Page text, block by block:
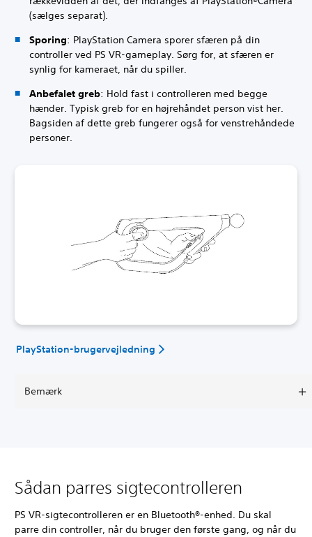
(sælges separat).
Sporing: PlayStation Camera sporer sfæren på din
controller ved PS VR-gameplay. Sørg for, at sfæren er
synlig for kameraet, når du spiller.
Anbefalet greb: Hold fast i controlleren med begge
hænder. Typisk greb for en højrehåndet person vist her.
Bagsiden af dette greb fungerer også for venstrehåndede
personer.
PlayStation-brugervejledning
Bemærk
Sådan parres sigtecontrolleren
PS VR-sigtecontrolleren er en Bluetooth®-enhed. Du skal
parre din controller, når du bruger den første gang, og når du